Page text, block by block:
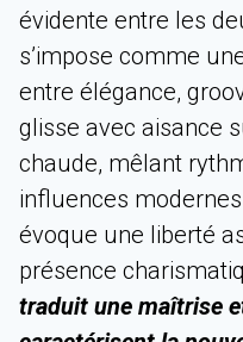
évidente entre les
s’impose comme
entre élégance,
glisse avec aisance
chaude, mêlant
influences
évoque une liberté
présence
traduit une maîtrise